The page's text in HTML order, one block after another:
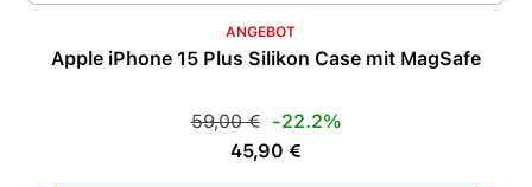
ANGEBOT
Apple iPhone 15 Plus Silikon Case mit MagSafe
Verkaufspreis:
Regulärer Preis:
59,00 € -22.2%
45,90 €